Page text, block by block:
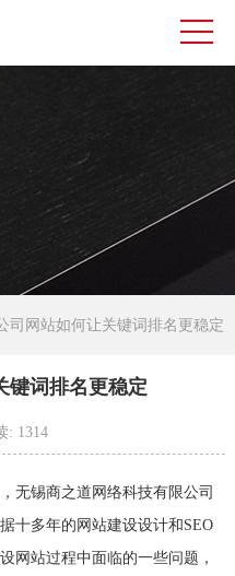
司网站如何让关键词排名更稳定
键词排名更稳定
: 1314
无锡商之道网络科技有限公司
十多年的网站建设设计和SEO
网站过程中面临的一些问题，